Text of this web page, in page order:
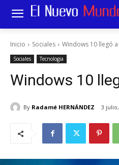
Inicio Sociales Windows 10 llegó a
Sociales Tecnologia
Windows 10
By Radamé HERNÁNDEZ 3